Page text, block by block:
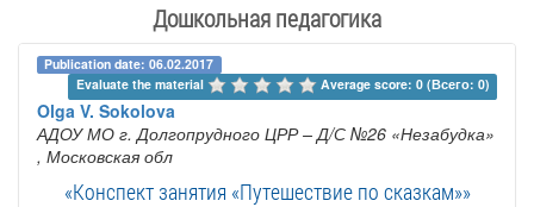
Дошкольная педагогика
Publication date: 06.02.2017
Evaluate the material
Average score: 0 (Всего: 0)
Olga V. Sokolova
АДОУ МО г. Долгопрудного ЦРР – Д/С №26 «Незабудка»
, Московская обл
«Конспект занятия «Путешествие по сказкам»»